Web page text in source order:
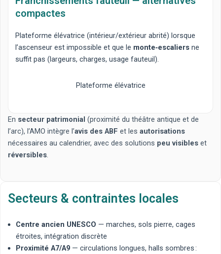
compactes
Plateforme élévatrice (intérieur/extérieur abrité) lorsque
l’ascenseur est impossible et que le monte‑escaliers ne
suffit pas (largeurs, charges, usage fauteuil).
Plateforme élévatrice
En secteur patrimonial (proximité du théâtre antique et de
l’arc), l’AMO intègre l’avis des ABF et les autorisations
nécessaires au calendrier, avec des solutions peu visibleset
réversibles.
Secteurs & contraintes locales
Centre ancien UNESCO — marches, sols pierre, cages
étroites, intégration discrète
Proximité A7/A9— circulations longues, halls sombres :